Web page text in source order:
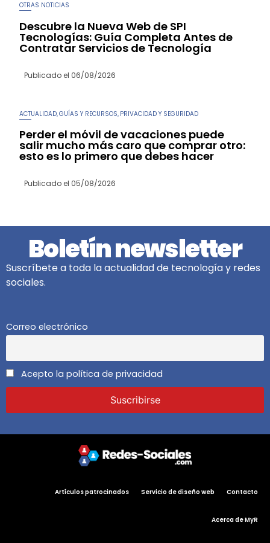
OTRAS NOTICIAS
Descubre la Nueva Web de SPI
Tecnologías: Guía Completa Antes de
Contratar Servicios de Tecnología
Publicado el 06/08/2026
ACTUALIDAD ,GUÍAS Y RECURSOS PRIVACIDAD Y SEGURIDAD
Perder el móvil de vacaciones puede
salir mucho más caro que comprar otro:
esto es lo primero que debes hacer
Publicado el 05/08/2026
Boletín newsletter
Suscríbete a toda la actualidad de tecnología y redes
sociales.
Correo electrónico
Acepto la política de privacidad
Artículos patrocinados Servicio de diseño web Contacto
Acerca de MyR